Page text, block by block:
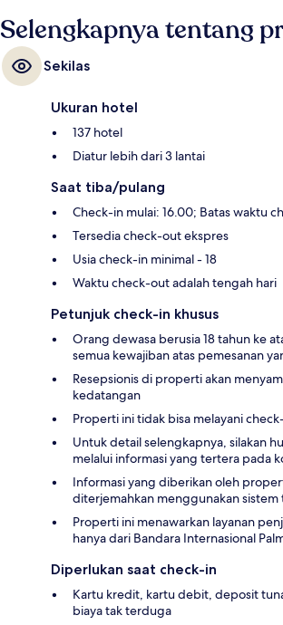
Selengkapnya tentang
Sekilas
Ukuran hotel
137 hotel
Diatur lebih dari 3 lantai
Saat tiba/pulang
Check-in mulai: 16.00; Batas waktu
Tersedia check-out ekspres
Usia check-in minimal - 18
Waktu check-out adalah tengah hari
Petunjuk check-in khusus
Orang dewasa berusia 18 tahun ke
semua kewajiban atas pemesanan
Resepsionis di properti akan
kedatangan
Properti ini tidak bisa melayani
Untuk detail selengkapnya, silakan
melalui informasi yang tertera pada
Informasi yang diberikan oleh
diterjemahkan menggunakan
Properti ini menawarkan layanan
hanya dari Bandara Internasional
Diperlukan saat check-in
Kartu kredit, kartu debit, deposit
biaya tak terduga